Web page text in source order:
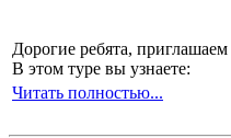
Дорогие ребята,
В этом туре вы узнаете:
Читать полностью...